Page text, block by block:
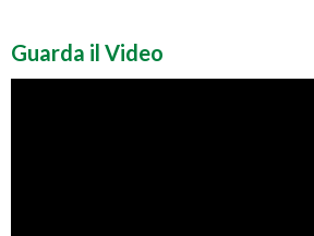
Guarda il Video